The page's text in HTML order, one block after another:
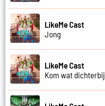
LikeMe Cast
Jong
LikeMe Cast
Kom wat dichterbij